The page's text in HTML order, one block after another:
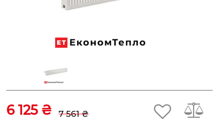
6 125 ₴ 7 561 ₴